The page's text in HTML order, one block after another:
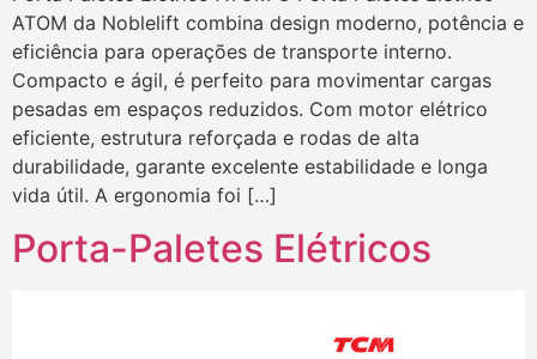
ATOM da Noblelift combina design moderno, potência e
eficiência para operações de transporte interno.
Compacto e ágil, é perfeito para movimentar cargas
pesadas em espaços reduzidos. Com motor elétrico
eficiente, estrutura reforçada e rodas de alta
durabilidade, garante excelente estabilidade e longa
vida útil. A ergonomia foi […]
Porta-Paletes Elétricos